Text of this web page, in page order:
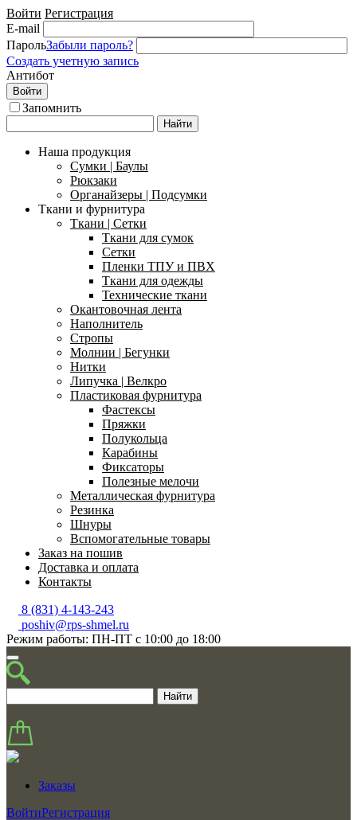
Войти Регистрация
E-mail
ПарольЗабыли пароль?
Создать учетную запись
Антибот
Войти
Запомнить
Найти
Наша продукция
Сумки | Баулы
Рюкзаки
Органайзеры | Подсумки
Ткани и фурнитура
Ткани | Сетки
Ткани для сумок
Сетки
Пленки ТПУ и ПВХ
Ткани для одежды
Технические ткани
Окантовочная лента
Наполнитель
Стропы
Молнии | Бегунки
Нитки
Липучка | Велкро
Пластиковая фурнитура
Фастексы
Пряжки
Полукольца
Карабины
Фиксаторы
Полезные мелочи
Металлическая фурнитура
Резинка
Шнуры
Вспомогательные товары
Заказ на пошив
Доставка и оплата
Контакты
8 (831) 4-143-243
poshiv@rps-shmel.ru
Режим работы: ПН-ПТ с 10:00 до 18:00
Найти
Заказы
ВойтиРегистрация